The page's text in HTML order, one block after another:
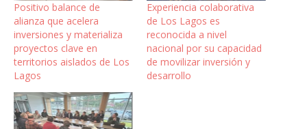
Positivo balance de
alianza que acelera
inversiones y materializa
proyectos clave en
territorios aislados de Los
Lagos
Experiencia colaborativa
de Los Lagos es
reconocida a nivel
nacional por su capacidad
de movilizar inversión y
desarrollo